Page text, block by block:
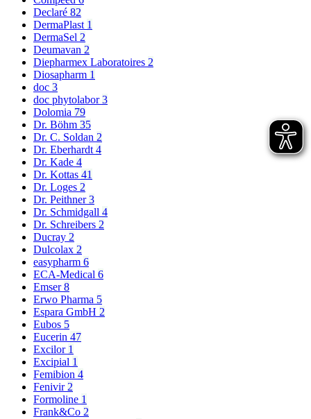
Declaré 82
DermaPlast 1
DermaSel 2
Deumavan 2
Diepharmex Laboratoires 2
Diosapharm 1
doc 3
doc phytolabor3
Dolomia 79
Dr. Böhm 35
Dr. C. Soldan 2
Dr. Eberhardt 4
Dr. Kade 4
Dr. Kottas 41
Dr. Loges 2
Dr. Peithner3
Dr. Schmidgall 4
Dr. Schreibers 2
Ducray 2
Dulcolax 2
easypharm 6
ECA-Medical 6
Emser8
Erwo Pharma 5
Espara GmbH 2
Eubos 5
Eucerin 47
Excilor 1
Excipial 1
Femibion 4
Fenivir 2
Formoline 1
Frank&Co 2